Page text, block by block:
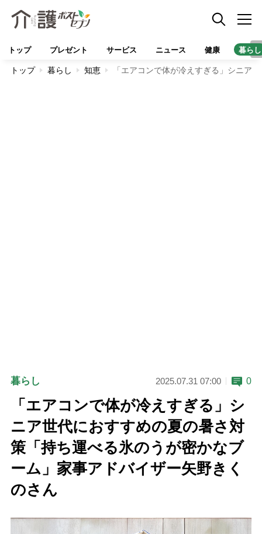
トップ プレゼント サービス ニュース 健康 暮らし
トップ 暮らし 知恵 「エアコンで体が冷えすぎる」シニア
暮らし 2025.07.31 07:00 0
「エアコンで体が冷えすぎる」シ
ニア世代におすすめの夏の暑さ対
策「持ち運べる氷のうが密かなブ
ーム」家事アドバイザー矢野きく
のさん